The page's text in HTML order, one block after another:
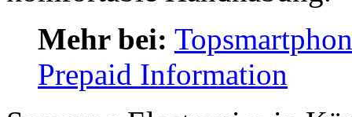
Mehr bei:
Prepaid Information